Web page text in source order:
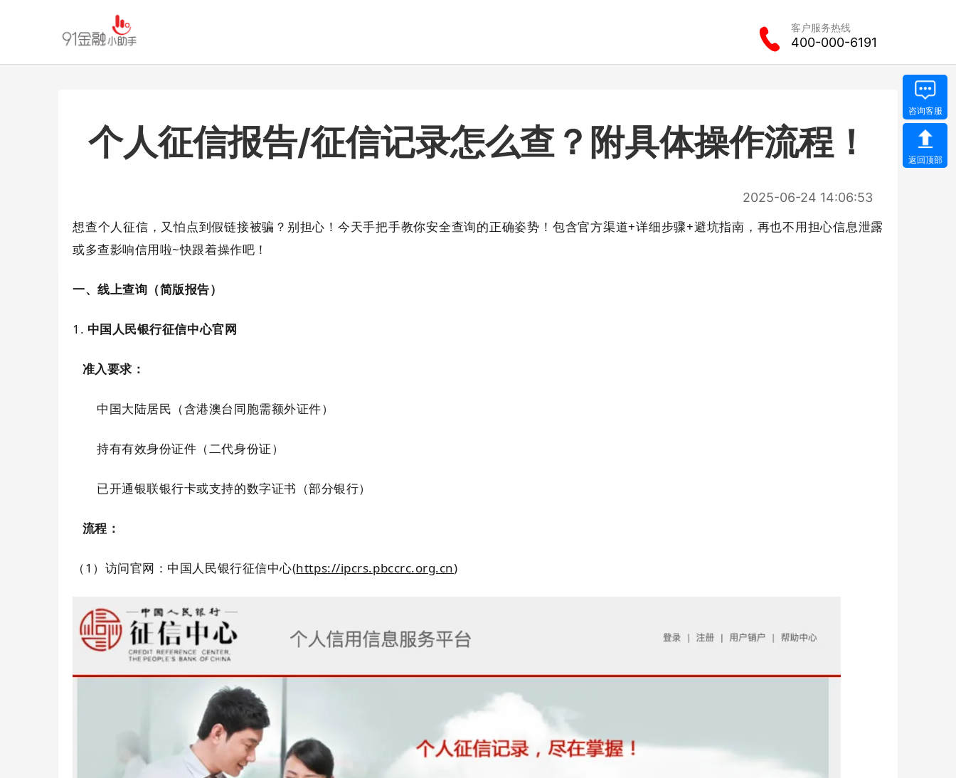
客户服务热线
400-000-6191
个人征信报告/征信记录怎么查？附具体操作流程！
2025-06-24 14:06:53
想查个人征信，又怕点到假链接被骗？别担心！今天手把手教你安全查询的正确姿势！包含官方渠道+详细步骤+避坑指南 ，再也不用担心信息泄露
或多查影响信用啦~快跟着操作吧！
一、线上查询（简版报告）
1. 中国人民银行征信中心官网
准入要求：
中国大陆居民（含港澳台同胞需额外证件）
持有有效身份证件（二代身份证）
已开通银联银行卡或支持的数字证书（部分银行）
流程：
（1）访问官网：中国人民银行征信中心(https://ipcrs.pbccrc.org.cn)